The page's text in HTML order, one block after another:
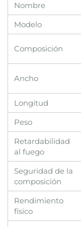
Nombre
Modelo
Composición
Ancho
Longitud
Peso
Retardabilidad
al fuego
Seguridad de la
composición
Rendimiento
físico